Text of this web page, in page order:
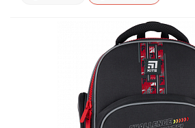
SCHOOL STANDARD